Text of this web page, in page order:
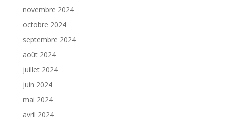
novembre 2024
octobre 2024
septembre 2024
août 2024
juillet 2024
juin 2024
mai 2024
avril 2024